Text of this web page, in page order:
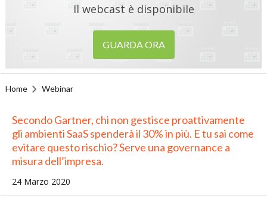
Il webcast è disponibile
GUARDA ORA
Home Webinar
Secondo Gartner, chi non gestisce proattivamente
gli ambienti SaaS spenderà il 30% in più. E tu sai come
evitare questo rischio? Serve una governance a
misura dell’impresa.
24 Marzo 2020